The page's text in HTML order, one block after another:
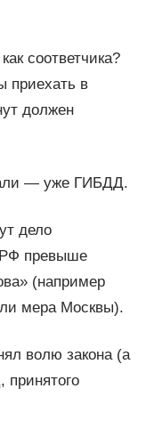
соответчика?
приехать в
должен
— уже ГИБДД.
дело
превыше
(например
мера Москвы).
волю закона (а
принятого